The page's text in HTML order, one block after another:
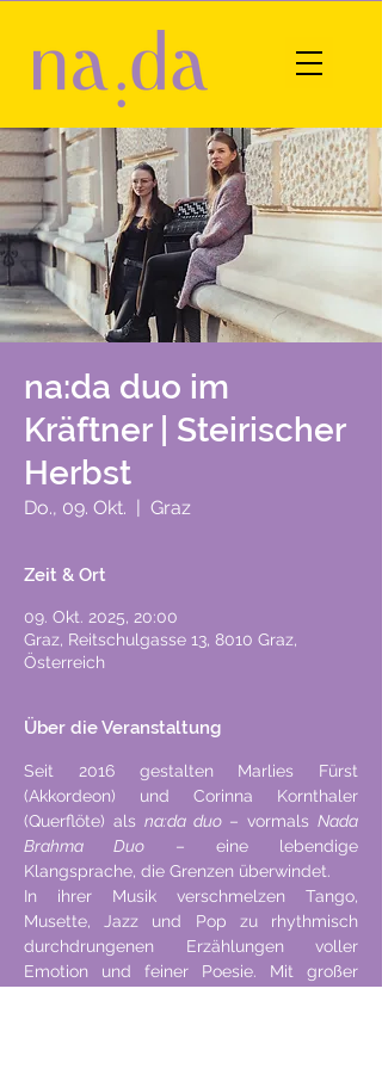
na:da duo im
Kräftner | Steirischer
Herbst
Do., 09. Okt.
  |
Graz
Zeit & Ort
09. Okt. 2025, 20:00
Graz, Reitschulgasse 13, 8010 Graz,
Österreich
Über die Veranstaltung
Seit 2016 gestalten Marlies Fürst
(Akkordeon) und Corinna Kornthaler
(Querflöte) als na:da duo – vormals Nada
Brahma Duo – eine lebendige
Klangsprache, die Grenzen überwindet.
In ihrer Musik verschmelzen Tango,
Musette, Jazz und Pop zu rhythmisch
durchdrungenen Erzählungen voller
Emotion und feiner Poesie. Mit großer